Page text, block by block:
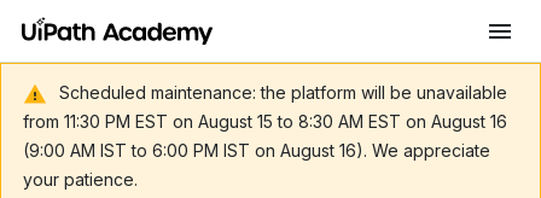
Scheduled maintenance: the platform will be unavailable
from 11:30 PM EST on August 15 to 8:30 AM EST on August 16
(9:00 AM IST to 6:00 PM IST on August 16). We appreciate
your patience.